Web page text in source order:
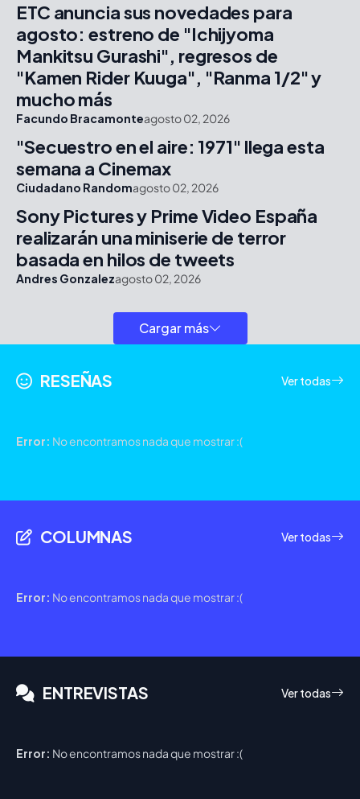
ETC anuncia sus novedades para
agosto: estreno de "Ichijyoma
Mankitsu Gurashi", regresos de
"Kamen Rider Kuuga", "Ranma 1/2" y
mucho más
Facundo Bracamonteagosto 02, 2026
"Secuestro en el aire: 1971" llega esta
semana a Cinemax
Ciudadano Randomagosto 02, 2026
Sony Pictures y Prime Video España
realizarán una miniserie de terror
basada en hilos de tweets
Andres Gonzalezagosto 02, 2026
Cargar más
RESEÑAS Ver todas
Error: No encontramos nada que mostrar :(
COLUMNAS Ver todas
Error: No encontramos nada que mostrar :(
ENTREVISTAS Ver todas
Error: No encontramos nada que mostrar :(